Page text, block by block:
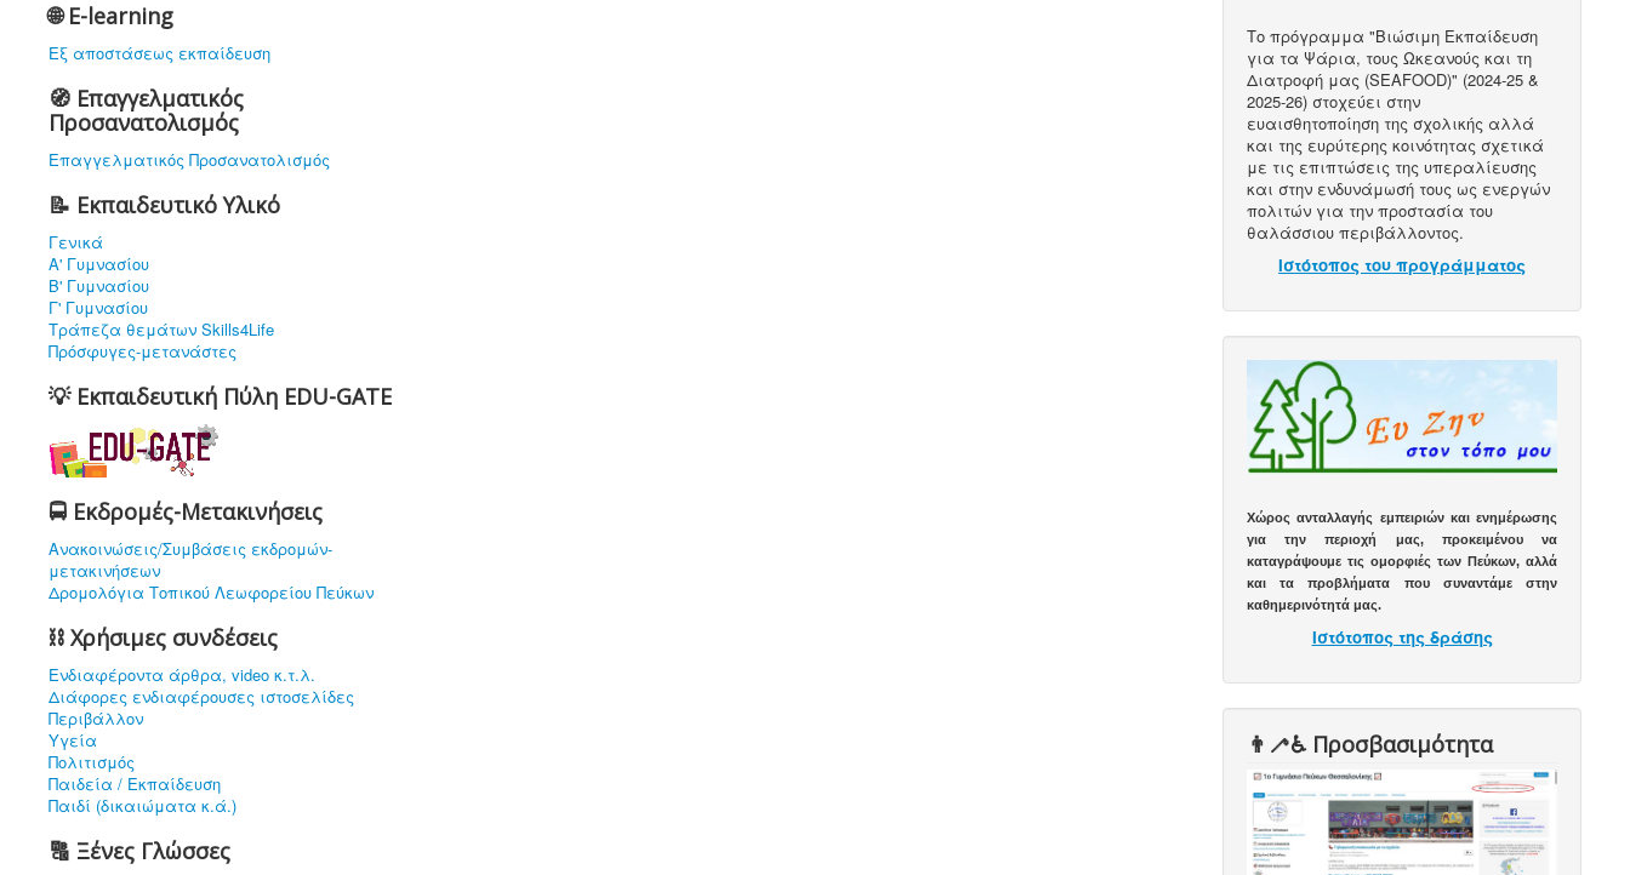
🌐 E-learning
Εξ αποστάσεως εκπαίδευση
🧭 Επαγγελματικός
Προσανατολισμός
Επαγγελματικός Προσανατολισμός
📝 Εκπαιδευτικό Υλικό
Γενικά
Α' Γυμνασίου
Β' Γυμνασίου
Γ' Γυμνασίου
Τράπεζα θεμάτων Skills4Life
Πρόσφυγες-μετανάστες
💡 Εκπαιδευτική Πύλη EDU-GATE
🚍 Εκδρομές-Μετακινήσεις
Ανακοινώσεις/Συμβάσεις εκδρομών-
μετακινήσεων
Δρομολόγια Τοπικού Λεωφορείου Πεύκων
⛓ Χρήσιμες συνδέσεις
Ενδιαφέρoντα άρθρα, video κ.τ.λ.
Διάφορες ενδιαφέρουσες ιστοσελίδες
Περιβάλλον
Υγεία
Πολιτισμός
Παιδεία / Εκπαίδευση
Παιδί (δικαιώματα κ.ά.)
🔠 Ξένες Γλώσσες
Το πρόγραμμα "Βιώσιμη Εκπαίδευση
για τα Ψάρια, τους Ωκεανούς και τη
Διατροφή μας (SEAFOOD)" (2024-25 &
2025-26) στοχεύει στην
ευαισθητοποίηση της σχολικής αλλά
και της ευρύτερης κοινότητας σχετικά
με τις επιπτώσεις της υπεραλίευσης
και στην ενδυνάμωσή τους ως ενεργών
πολιτών για την προστασία του
θαλάσσιου περιβάλλοντος.
Ιστότοπος του προγράμματος
Χώρος ανταλλαγής εμπειριών και ενημέρωσης
για την περιοχή μας, προκειμένου να
καταγράψουμε τις ομορφιές των Πεύκων, αλλά
και τα προβλήματα που συναντάμε στην
καθημερινότητά μας.
Ιστότοπος της δράσης
👨‍🦯♿️ Προσβασιμότητα